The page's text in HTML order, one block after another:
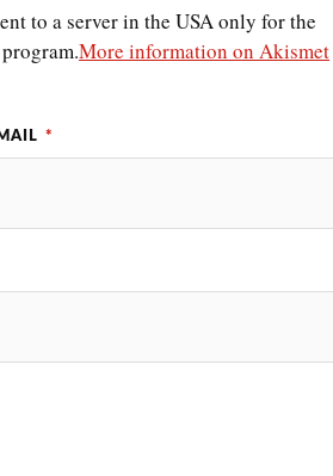
to a server in the USA only for the
program.More information on Akismet
*